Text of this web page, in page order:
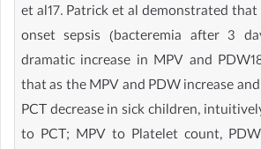
et al17. Patrick et al demonstrated
onset sepsis (bacteremia after 3
dramatic increase in MPV and
that as the MPV and PDW increase
PCT decrease in sick children,
to PCT; MPV to Platelet count,